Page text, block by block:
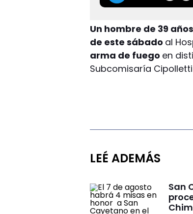
Un hombre de 39 años
de este sábado al
arma de fuego en
Subcomisaría Cipolletti
LEÉ ADEMÁS
San